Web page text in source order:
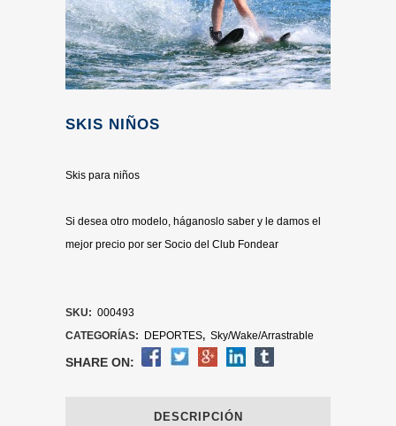
SKIS NIÑOS
Skis para niños
Si desea otro modelo, háganoslo saber y le damos el
mejor precio por ser Socio del Club Fondear
SKU: 000493
CATEGORÍAS:
DEPORTES, Sky/Wake/Arrastrable
SHARE ON:
DESCRIPCIÓN